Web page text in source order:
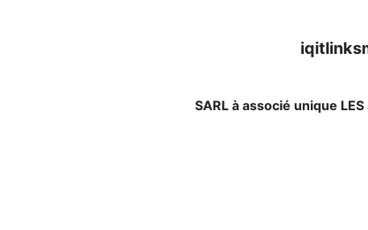
SARL à associé unique LES